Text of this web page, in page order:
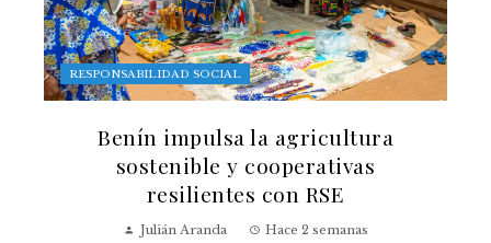
RESPONSABILIDAD SOCIAL
Benín impulsa la agricultura
sostenible y cooperativas
resilientes con RSE
Julián Aranda Hace 2 semanas